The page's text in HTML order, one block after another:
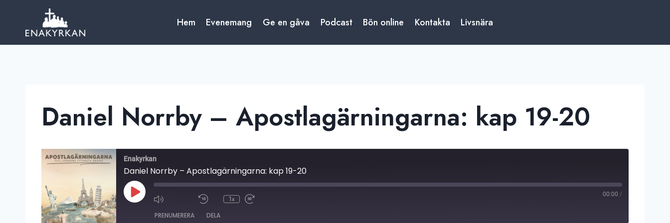
content
Hem Evenemang Ge en gåva Podcast Bön online Kontakta Livsnära
Daniel Norrby – Apostlagärningarna: kap 19-20
Enakyrkan
Daniel Norrby – Apostlagärningarna: kap 19-20
S
P 1x
00:00 /
PRENUMERERA DELA